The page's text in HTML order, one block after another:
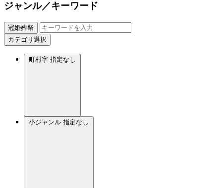
ジャンル／キーワード
冠婚葬祭
カテゴリ選択
町村字 指定なし
小ジャンル 指定なし